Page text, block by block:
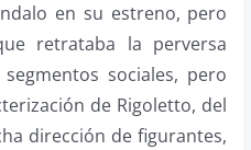
en su estreno, pero
retrataba la perversa
sociales, pero
de Rigoletto, del
dirección de figurantes,